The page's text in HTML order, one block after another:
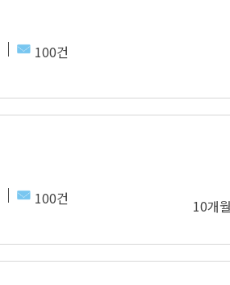
100건
100건 10개